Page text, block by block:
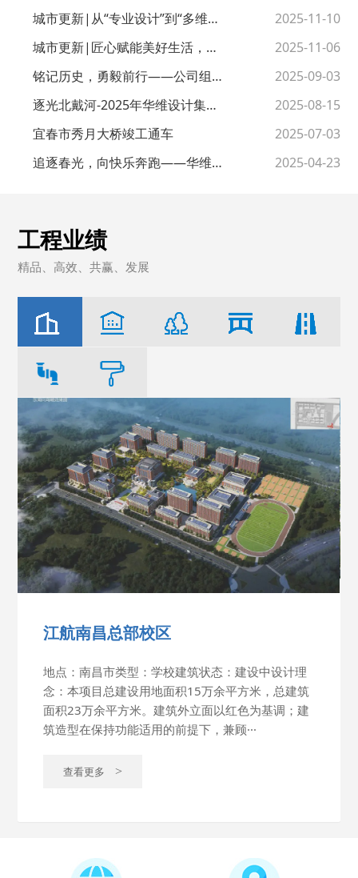
助力职业教育校企合作
城市更新|从“专业设计”到“多维服
务”
2025-11-10
城市更新|匠心赋能美好生活，专
业铸就社区未来
2025-11-06
铭记历史，勇毅前行——公司组织
员工观看抗战胜利80周年阅兵盛典
2025-09-03
逐光北戴河-2025年华维设计集团
秦皇岛之旅圆满落幕
2025-08-15
宜春市秀月大桥竣工通车
2025-07-03
追逐春光，向快乐奔跑——华维设
2025-04-23
工程业绩
精品、高效、共赢、发展
江航南昌总部校区
地点：南昌市类型：学校建筑状态：建设中设计理
念：本项目总建设用地面积15万余平方米，总建筑
面积23万余平方米。建筑外立面以红色为基调；建
筑造型在保持功能适用的前提下，兼顾···
查看更多 >